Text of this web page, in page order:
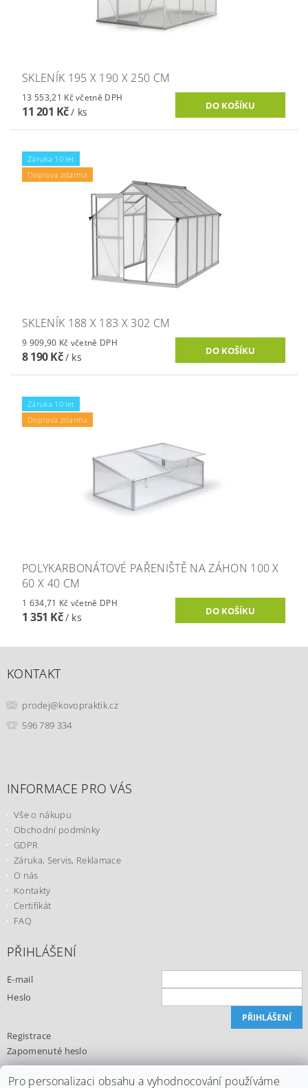
SKLENÍK 195 X 190 X 250 CM
13 553,21 Kč včetně DPH
11 201 Kč/ ks
Záruka 10 let
Doprava zdarma
SKLENÍK 188 X 183 X 302 CM
9 909,90 Kč včetně DPH
8 190 Kč/ ks
Záruka 10 let
Doprava zdarma
POLYKARBONÁTOVÉ PAŘENIŠTĚ NA ZÁHON 100 X
60 X 40 CM
1 634,71 Kč včetně DPH
1 351 Kč/ ks
KONTAKT
prodej@kovopraktik.cz
596 789 334
INFORMACE PRO VÁS
Vše o nákupu
Obchodní podmínky
GDPR
Záruka, Servis, Reklamace
O nás
Kontakty
Certifikát
FAQ
PŘIHLÁŠENÍ
E-mail
Heslo
Registrace
Zapomenuté heslo
Pro personalizaci obsahu a vyhodnocování používáme